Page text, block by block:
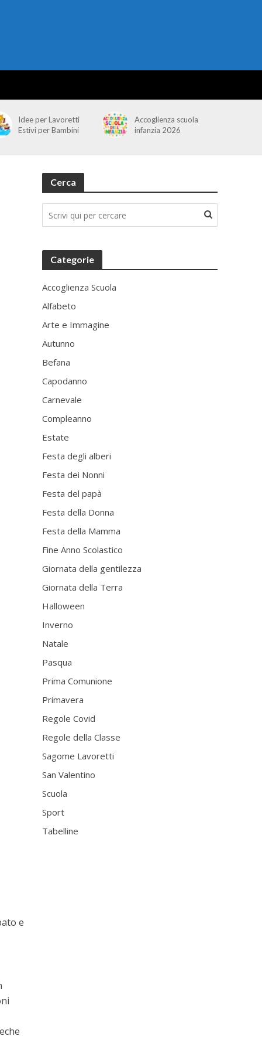
Idee per Lavoretti
Estivi per Bambini
Accoglienza scuola
infanzia 2026
e
Cerca
Categorie
Accoglienza Scuola
Alfabeto
Arte e Immagine
Autunno
Befana
Capodanno
Carnevale
Compleanno
Estate
Festa degli alberi
Festa dei Nonni
Festa del papà
Festa della Donna
Festa della Mamma
Fine Anno Scolastico
Giornata della gentilezza
Giornata della Terra
Halloween
Inverno
Natale
Pasqua
Prima Comunione
Primavera
Regole Covid
Regole della Classe
Sagome Lavoretti
San Valentino
Scuola
Sport
Tabelline